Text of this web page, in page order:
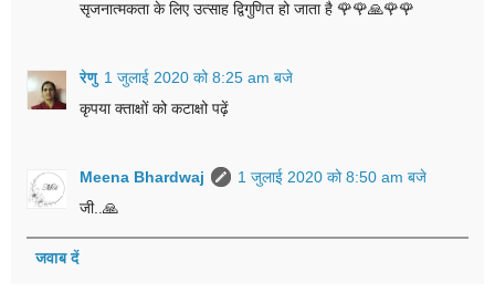
सृजनात्मकता के लिए उत्साह द्विगुणित हो जाता है 🌹🌹🙏🌹🌹
रेणु 1 जुलाई 2020 को 8:25 am बजे
कृपया क्ताक्षों को कटाक्षो पढ़ें
Meena Bhardwaj
1 जुलाई 2020 को 8:50 am बजे
जी..🙏
जवाब दें